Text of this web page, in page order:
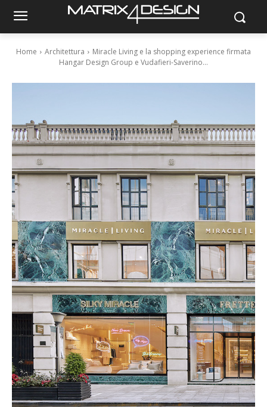
Home Architettura
Miracle Living e la shopping experience firmata
Hangar Design Group e Vudafieri-Saverino...